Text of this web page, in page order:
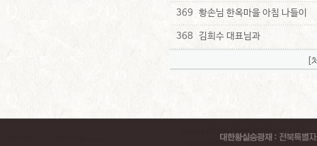
369 황손님 한옥마을 아침 나들이
368 김희수 대표님과
[